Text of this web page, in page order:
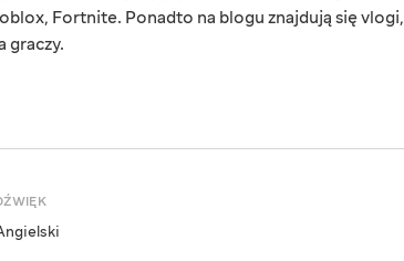
Fortnite. Ponadto na blogu znajdują się vlogi,
graczy.